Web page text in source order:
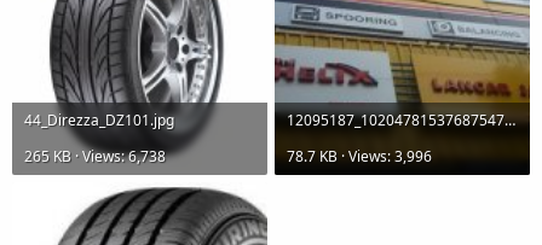
44_Direzza_DZ101.jpg
265 KB · Views: 6,738
12095187_10204781537687547_6536806644142232238_o.jpg
78.7 KB · Views: 3,996